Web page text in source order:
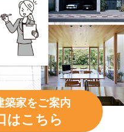
築家をご案内
はこちら